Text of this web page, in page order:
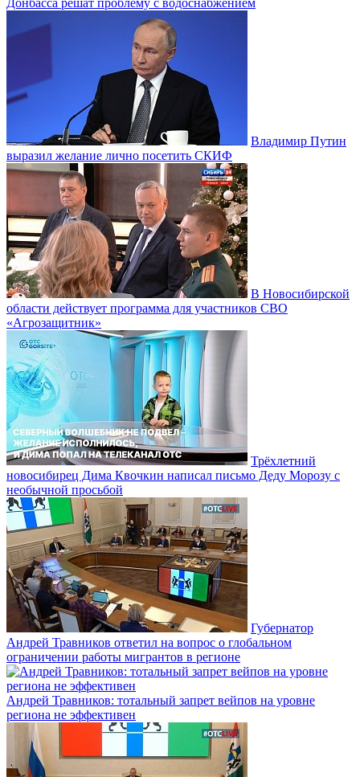
Владимир Путин
выразил желание лично посетить СКИФ
В Новосибирской
области действует программа для участников СВО
«Агрозащитник»
Трёхлетний
новосибирец Дима Квочкин написал письмо Деду Морозу с
необычной просьбой
Губернатор
Андрей Травников ответил на вопрос о глобальном
ограничении работы мигрантов в регионе
Андрей Травников: тотальный запрет вейпов на уровне
региона не эффективен